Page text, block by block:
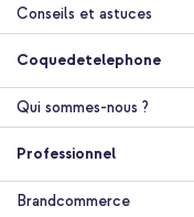
Conseils et astuces
Coquedetelephone
Qui sommes-nous ?
Professionnel
Brandcommerce